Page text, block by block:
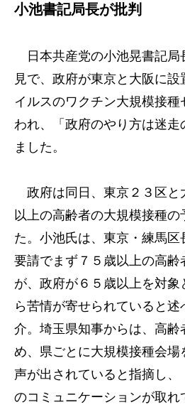
小池書記局長が批判
日本共産党の小池晃書記局
見で、政府が東京と大阪に
イルスのワクチン大規模接種
われ、「政府のやり方は迷走
ました。
政府は同日、東京２３区と
以上の高齢者の大規模接種の
た。小池氏は、東京・練馬
要請でまず７５歳以上の高齢
が、政府が６５歳以上を対
ら苦情が寄せられていると
介。埼玉県知事からは、高齢
め、県ごとに大規模接種会場
声が出されていると指摘し、
のコミュニケーションが取れ